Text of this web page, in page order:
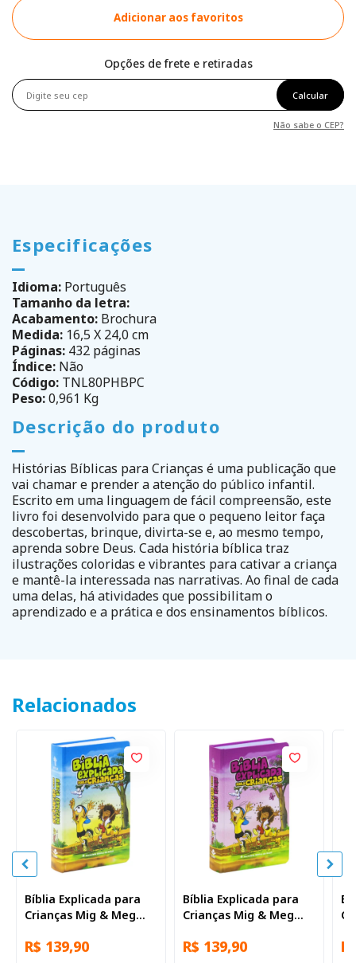
Adicionar aos favoritos
Opções de frete e retiradas
Calcular
Não sabe o CEP?
Especificações
Idioma: Português
Tamanho da letra:
Acabamento: Brochura
Medida: 16,5 X 24,0 cm
Páginas: 432 páginas
Índice: Não
Código: TNL80PHBPC
Peso:0,961 Kg
Descrição do produto
Histórias Bíblicas para Crianças é uma publicação que
vai chamar e prender a atenção do público infantil.
Escrito em uma linguagem de fácil compreensão, este
livro foi desenvolvido para que o pequeno leitor faça
descobertas, brinque, divirta-se e, ao mesmo tempo,
aprenda sobre Deus. Cada história bíblica traz
ilustrações coloridas e vibrantes para cativar a criança
e mantê-la interessada nas narrativas. Ao final de cada
uma delas, há atividades que possibilitam o
aprendizado e a prática e dos ensinamentos bíblicos.
Relacionados
Bíblia Explicada para
Crianças Mig & Meg
ilustrada
R$ 139,90
Bíblia Explicada para
Crianças Mig & Meg
ilustrada
R$ 139,90